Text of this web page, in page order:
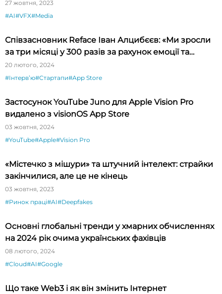
27 жовтня, 2023
#AI#VFX#Media
Співзасновник Reface Іван Алцибєєв: «Ми зросли
за три місяці у 300 разів за рахунок емоції та
новизни»
20 лютого, 2024
#Інтервʼю#Стартапи#App Store
Застосунок YouTube Juno для Apple Vision Pro
видалено з visionOS App Store
03 жовтня, 2024
#YouTube#Apple#Vision Pro
«Містечко з мішури» та штучний інтелект: страйки
закінчилися, але це не кінець
03 жовтня, 2023
#Ринок праці#AI#Deepfakes
Основні глобальні тренди у хмарних обчисленнях
на 2024 рік очима українських фахівців
08 лютого, 2024
#Cloud#AI#Google
Що таке Web3 і як він змінить Інтернет